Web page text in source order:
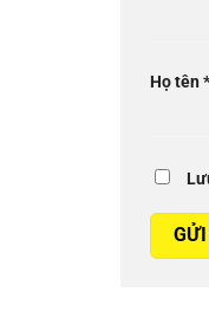
Họ tên*